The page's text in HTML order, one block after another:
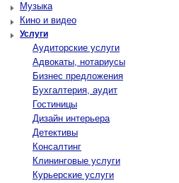
Музыка
Кино и видео
Услуги
Аудиторские услуги
Адвокаты, нотариусы
Бизнес предложения
Бухгалтерия, аудит
Гостиницы
Дизайн интерьера
Детективы
Консалтинг
Клининговые услуги
Курьерские услуги